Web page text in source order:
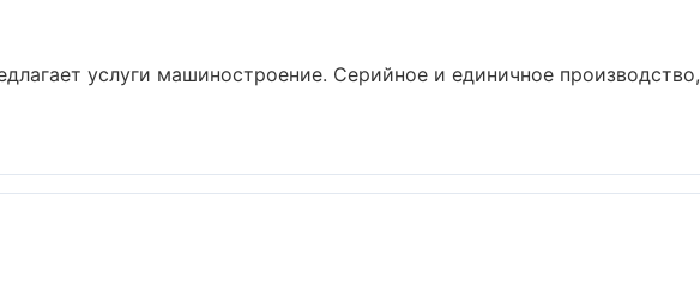
услуги машиностроение. Серийное и единичное производство,